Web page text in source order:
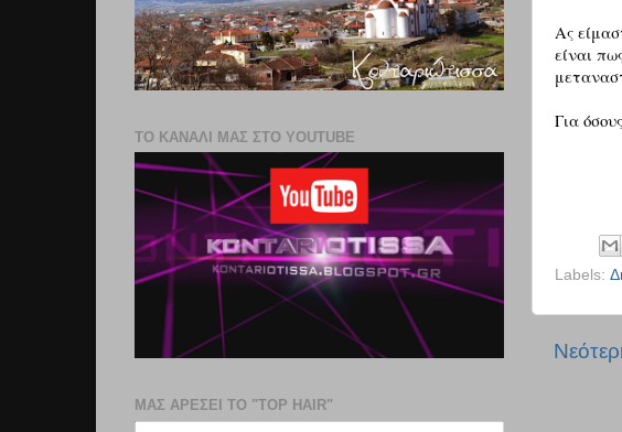
Ας
είναι
Για
Labels:
ΤΟ ΚΑΝΑΛΙ ΜΑΣ ΣΤΟ YOUTUBE
ΜΑΣ ΑΡΕΣΕΙ ΤΟ "TOP HAIR"